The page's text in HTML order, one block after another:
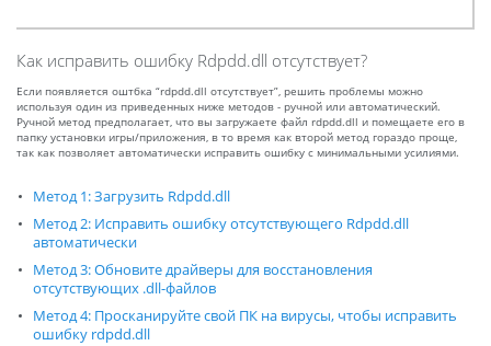
Как исправить ошибку Rdpdd.dll отсутствует?
Если появляется оштбка “rdpdd.dll отсутствует”, решить проблемы можно
используя один из приведенных ниже методов - ручной или автоматический.
Ручной метод предполагает, что вы загружаете файл rdpdd.dll и помещаете его в
папку установки игры/приложения, в то время как второй метод гораздо проще,
так как позволяет автоматически исправить ошибку с минимальными усилиями.
Метод 1: Загрузить Rdpdd.dll
Метод 2: Исправить ошибку отсутствующего Rdpdd.dll
автоматически
Метод 3: Обновите драйверы для восстановления
отсутствующих .dll-файлов
Метод 4: Просканируйте свой ПК на вирусы, чтобы исправить
ошибку rdpdd.dll